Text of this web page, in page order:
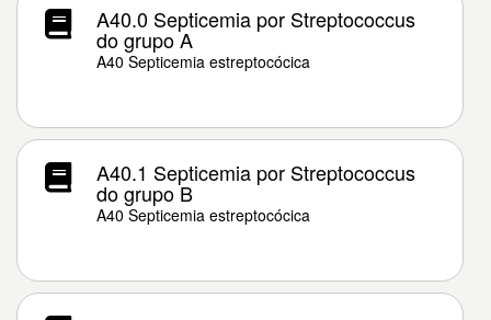
A40.0 Septicemia por Streptococcus
do grupo A
A40 Septicemia estreptocócica
A40.1 Septicemia por Streptococcus
do grupo B
A40 Septicemia estreptocócica